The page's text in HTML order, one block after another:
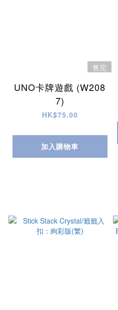
售完
UNO卡牌遊戲 (W208
7)
HK$75.00
加入購物車